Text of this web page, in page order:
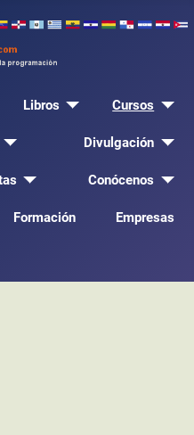
Libros Cursos
Divulgación
Conócenos
Formación Empresas